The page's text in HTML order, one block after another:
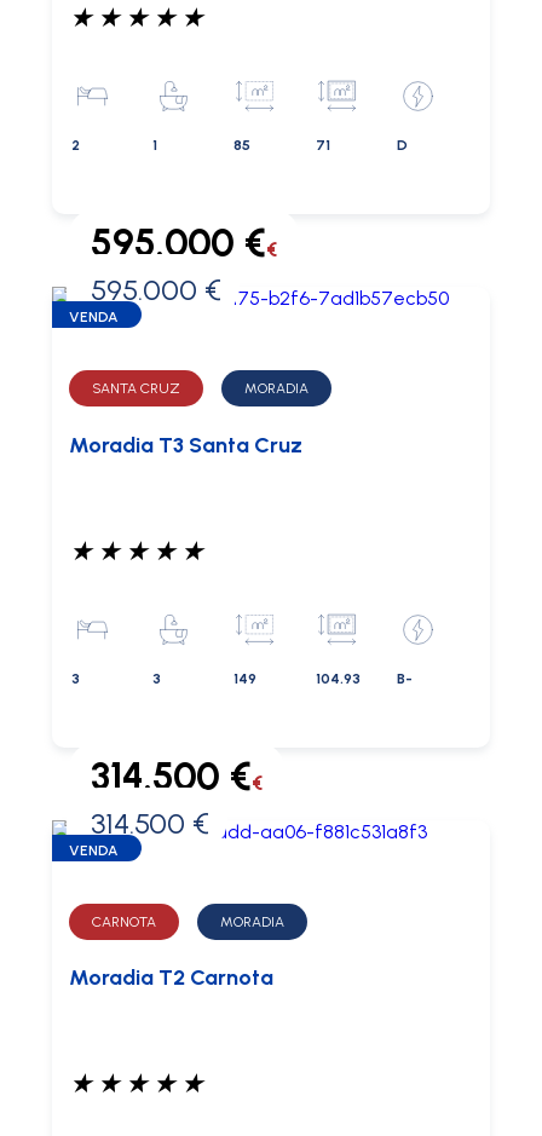
★ ★ ★ ★ ★
2 1 85 71 D
0 €
595.000 €€
595.000 €
VENDA
SANTA CRUZ MORADIA
Moradia T3 Santa Cruz
★ ★ ★ ★ ★
3 3 149 104.93 B-
0 €
314.500 €€
314.500 €
VENDA
CARNOTA MORADIA
Moradia T2 Carnota
★ ★ ★ ★ ★